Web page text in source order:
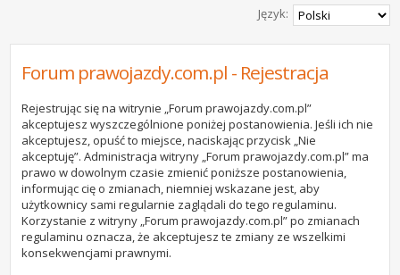
Język:
Forum prawojazdy.com.pl - Rejestracja
Rejestrując się na witrynie „Forum prawojazdy.com.pl”
akceptujesz wyszczególnione poniżej postanowienia. Jeśli ich nie
akceptujesz, opuść to miejsce, naciskając przycisk „Nie
akceptuję”. Administracja witryny „Forum prawojazdy.com.pl” ma
prawo w dowolnym czasie zmienić poniższe postanowienia,
informując cię o zmianach, niemniej wskazane jest, aby
użytkownicy sami regularnie zaglądali do tego regulaminu.
Korzystanie z witryny „Forum prawojazdy.com.pl” po zmianach
regulaminu oznacza, że akceptujesz te zmiany ze wszelkimi
konsekwencjami prawnymi.